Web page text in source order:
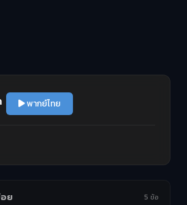
พากย์ไทย
ย 5 ข้อ